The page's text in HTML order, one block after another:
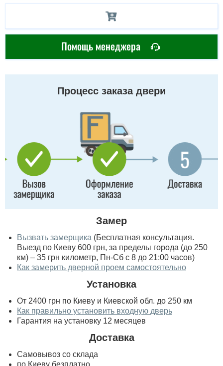
Помощь менеджера
Процесс заказа двери
Замер
Вызвать замерщика (Бесплатная консультация.
Выезд по Киеву 600 грн, за пределы города (до 250
км) – 35 грн километр, Пн-Сб с 8 до 21:00 часов)
Как замерить дверной проем самостоятельно
Установка
От 2400 грн по Киеву и Киевской обл. до 250 км
Как правильно установить входную дверь
Гарантия на установку 12 месяцев
Доставка
Самовывоз со склада
по Киеву безплатно